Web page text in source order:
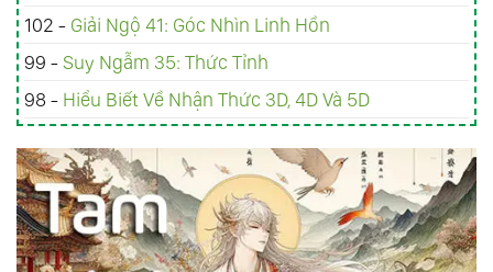
102 - Giải Ngộ 41: Góc Nhìn Linh Hồn
99 -Suy Ngẫm 35: Thức Tỉnh
98 - Hiểu Biết Về Nhận Thức 3D, 4D Và 5D